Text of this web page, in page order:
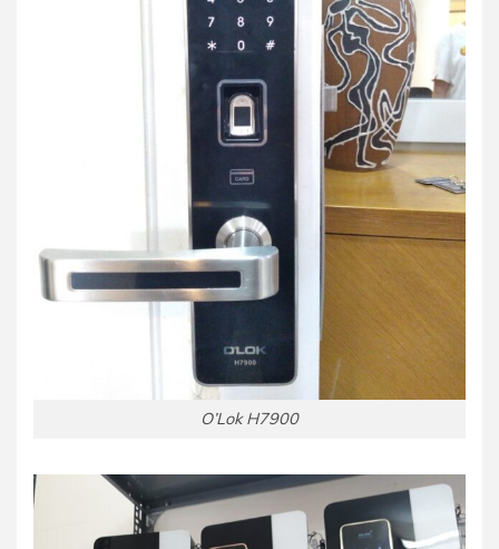
O’Lok H7900